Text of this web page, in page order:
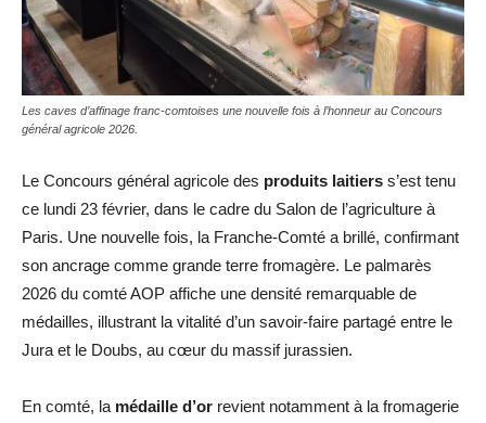
Les caves d’affinage franc-comtoises une nouvelle fois à l’honneur au Concours
général agricole 2026.
Le Concours général agricole des produits laitiers s’est tenu
ce lundi 23 février, dans le cadre du Salon de l’agriculture à
Paris. Une nouvelle fois, la Franche-Comté a brillé, confirmant
son ancrage comme grande terre fromagère. Le palmarès
2026 du comté AOP affiche une densité remarquable de
médailles, illustrant la vitalité d’un savoir-faire partagé entre le
Jura et le Doubs, au cœur du massif jurassien.
En comté, la médaille d’or revient notamment à la fromagerie